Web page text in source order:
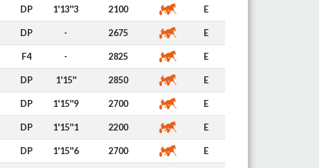
DP 1'13''3 2100 E
DP - 2675 E
F4 - 2825 E
DP 1'15'' 2850 E
DP 1'15''9 2700 E
DP 1'15''1 2200 E
DP 1'15''6 2700 E